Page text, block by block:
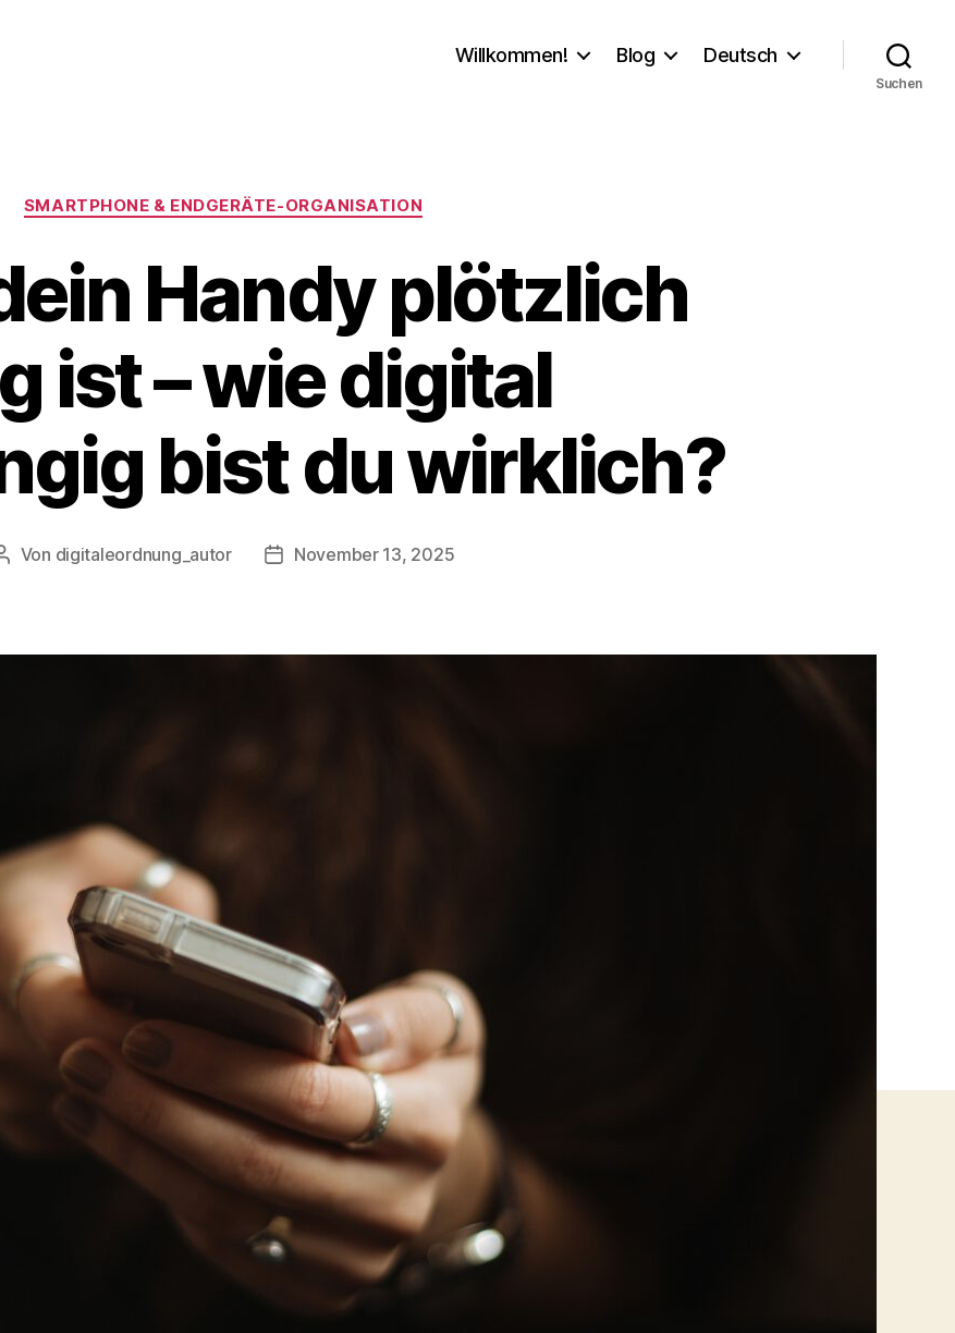
Willkommen! Blog Deutsch
Suchen
Kategorien
SMARTPHONE & ENDGERÄTE‑ORGANISATION
Handy plötzlich
ist – wie digital
bist du wirklich?
Beitragsautor
Von digitaleordnung_autor Veröffentlichungsdatum
November 13, 2025